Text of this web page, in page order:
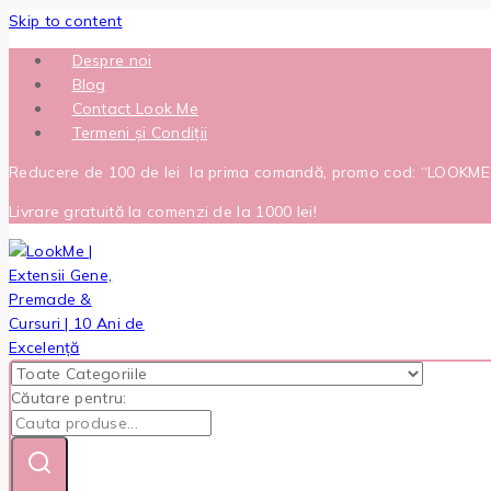
Skip to content
Despre noi
Blog
Contact Look Me
Termeni și Condiții
Reducere de 100 de lei la prima comandă, promo cod:
Livrare gratuită la comenzi de la 1000 lei!
Căutare pentru: